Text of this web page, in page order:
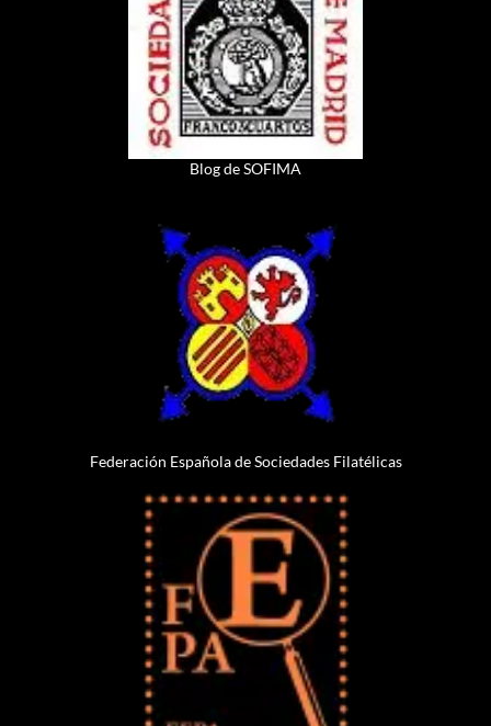
Blog de SOFIMA
Federación Española de Sociedades Filatélicas